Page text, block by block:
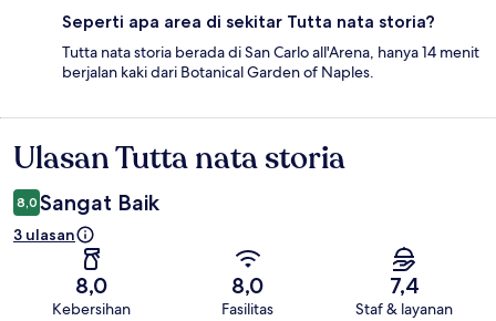
Seperti apa area di sekitar Tutta nata storia?
Tutta nata storia berada di San Carlo all'Arena, hanya 14 menit
berjalan kaki dari Botanical Garden of Naples.
Ulasan
Ulasan Tutta nata storia
8,0 Sangat Baik
3 ulasan
8,0
Kebersihan
8,0
Fasilitas
7,4
Staf & layanan